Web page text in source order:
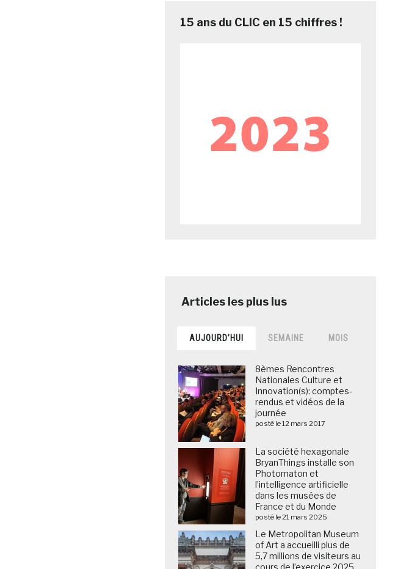
15 ans du CLIC en 15 chiffres !
AUJOURD’HUI SEMAINE MOIS
8èmes Rencontres
Nationales Culture et
Innovation(s): comptes-
rendus et vidéos de la
journée
posté le 12 mars 2017
La société hexagonale
BryanThings installe son
Photomaton et
l’intelligence artificielle
dans les musées de
France et du Monde
posté le 21 mars 2025
Le Metropolitan Museum
of Art a accueilli plus de
5,7 millions de visiteurs au